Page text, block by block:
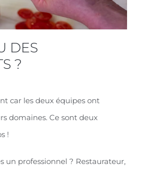
DES
?
car les deux équipes ont
domaines. Ce sont deux
!
un professionnel ? Restaurateur,